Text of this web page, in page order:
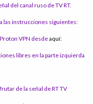
del canal ruso de TV RT.
las instrucciones siguientes:
VPN desdeaquí:
libres en la parte izquierda
de la señal de RT TV